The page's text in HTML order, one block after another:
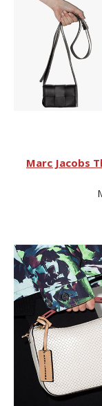
Marc Jacobs